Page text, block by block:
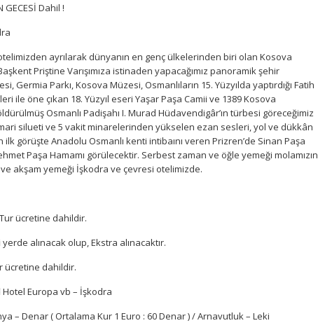
Dahil !
ayrılarak dünyanın en genç ülkelerinden biri olan Kosova
Priştine Varışımıza istinaden yapacağımız panoramik şehir
Germia Parkı, Kosova Müzesi, Osmanlıların 15. Yüzyılda yaptırdığı Fatih
ile öne çıkan 18. Yüzyıl eseri Yaşar Paşa Camii ve 1389 Kosova
Osmanlı Padişahı I. Murad Hüdavendigâr’ın türbesi göreceğimiz
silueti ve 5 vakit minarelerinden yükselen ezan sesleri, yol ve dükkân
görüşte Anadolu Osmanlı kenti intibaını veren Prizren’de Sinan Paşa
Paşa Hamamı görülecektir. Serbest zaman ve öğle yemeği molamızın
akşam yemeği İşkodra ve çevresi otelimizde.
ücretine dahildir.
alınacak olup, Ekstra alınacaktır.
ücretine dahildir.
Europa vb – İşkodra
– Denar ( Ortalama Kur 1 Euro : 60 Denar ) / Arnavutluk – Leki